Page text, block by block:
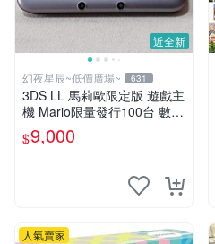
近全新
幻夜星辰~低價廣場~ 631
3DS LL 馬莉歐限定版 遊戲主
機 Mario限量發行100台 數量
超稀少 美品 BB0290
$9,000
人氣賣家